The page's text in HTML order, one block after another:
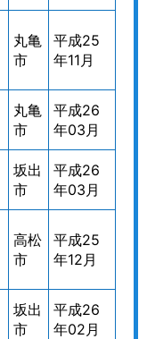
丸亀
市
平成25
年11月
丸亀
市
平成26
年03月
坂出
市
平成26
年03月
高松
市
平成25
年12月
坂出
市
平成26
年02月